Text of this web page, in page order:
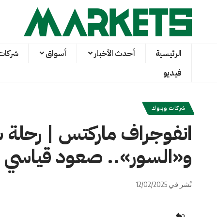
الرئيسية أحدث الأخبار أسواق
فيديو
شركات وبنوك
انفوجراف ماركتس |
و«السور».. صعود قياسي
نُشر في 12/02/2025